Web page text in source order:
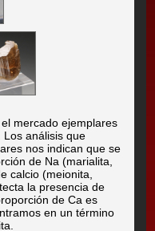
mercado ejemplares
análisis que
nos indican que se
de Na (marialita,
calcio (meionita,
la presencia de
de Ca es
en un término